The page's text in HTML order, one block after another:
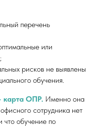
перечень
или
рисков не выявлены
обучения.
карта ОПР. Именно она
сотрудника нет
обучение по